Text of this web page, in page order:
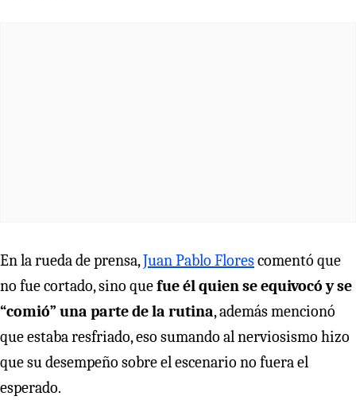
En la rueda de prensa,Juan Pablo Florescomentó que
no fue cortado, sino quefue él quien se equivocó y se
“comió” una parte de la rutina, además mencionó
que estaba resfriado, eso sumando al nerviosismo hizo
que su desempeño sobre el escenario no fuera el
esperado.